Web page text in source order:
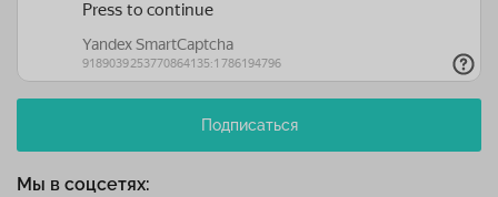
Мы в соцсетях:
Подписаться